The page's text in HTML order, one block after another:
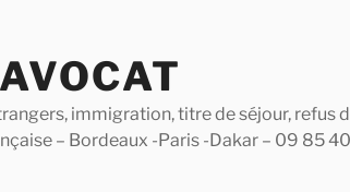
immigration, titre de séjour,
– Bordeaux -Paris -Dakar – 09 85